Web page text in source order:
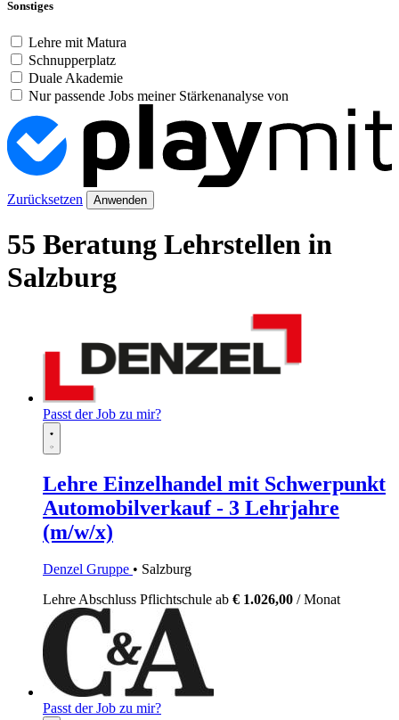
Sonstiges
Lehre mit Matura
Schnupperplatz
Duale Akademie
Nur passende Jobs meiner Stärkenanalyse von
Zurücksetzen Anwenden
55 Beratung Lehrstellen in
Salzburg
Passt der Job zu mir?
Lehre Einzelhandel mit Schwerpunkt
Automobilverkauf - 3 Lehrjahre
(m/w/x)
Denzel Gruppe • Salzburg
LehreAbschluss Pflichtschule ab € 1.026,00 / Monat
Passt der Job zu mir?